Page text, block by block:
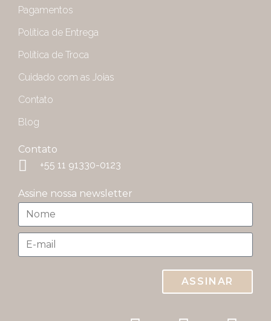
Pagamentos
Política de Entrega
Política de Troca
Cuidado com as Joias
Contato
Blog
Contato
+55 11 91330-0123
Assine nossa newsletter
ASSINAR